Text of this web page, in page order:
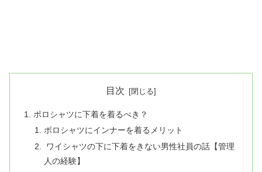
目次
ポロシャツに下着を着るべき？
ポロシャツにインナーを着るメリット
ワイシャツの下に下着をきない男性社員の話【管理
人の経験】